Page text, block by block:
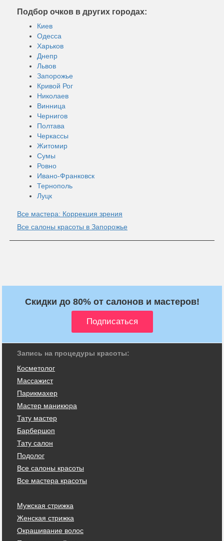
Подбор очков в других городах:
Киев
Одесса
Харьков
Днепр
Львов
Запорожье
Кривой Рог
Николаев
Винница
Чернигов
Полтава
Черкассы
Житомир
Сумы
Ровно
Ивано-Франковск
Тернополь
Луцк
Все мастера: Коррекция зрения
Все салоны красоты в Запорожье
Скидки до 80% от салонов и мастеров!
Запись на процедуры красоты:
Косметолог
Массажист
Парикмахер
Мастер маникюра
Тату мастер
Барбершоп
Тату салон
Подолог
Все салоны красоты
Все мастера красоты
Мужская стрижка
Женская стрижка
Окрашивание волос